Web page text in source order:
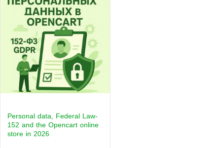
Personal data, Federal Law-
152 and the Opencart online
store in 2026